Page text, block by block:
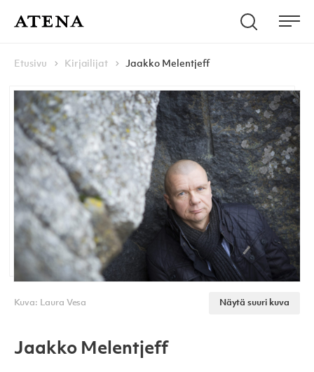
Atena Kustannus Hae
Navigoi
Etusivu
Kirjailijat Jaakko Melentjeff
Kuva: Laura Vesa Näytä suuri kuva
Jaakko Melentjeff